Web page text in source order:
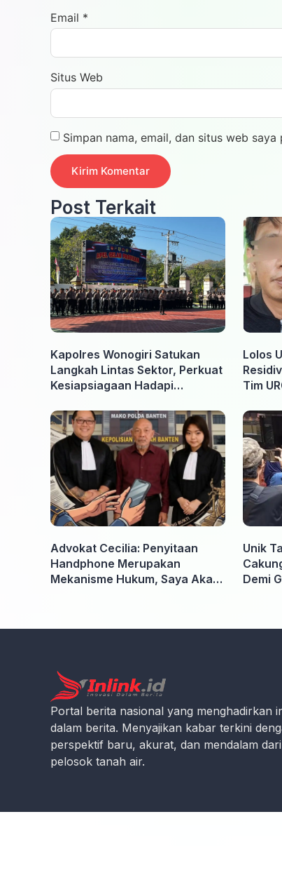
Email *
Situs Web
Simpan nama, email, dan situs web
Post Terkait
Kapolres Wonogiri Satukan
Langkah Lintas Sektor, Perkuat
Kesiapsiagaan Hadapi
Lolos
Tim
Advokat Cecilia: Penyitaan
Handphone Merupakan
Mekanisme Hukum, Saya Akan
Unik
Demi
Portal berita nasional yang menghadirkan
dalam berita. Menyajikan kabar terkini
perspektif baru, akurat, dan mendalam
pelosok tanah air.